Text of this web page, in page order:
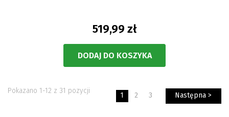
519,99 zł
DODAJ DO KOSZYKA
Pokazano 1-12 z 31 pozycji
1 2 3 Następna >